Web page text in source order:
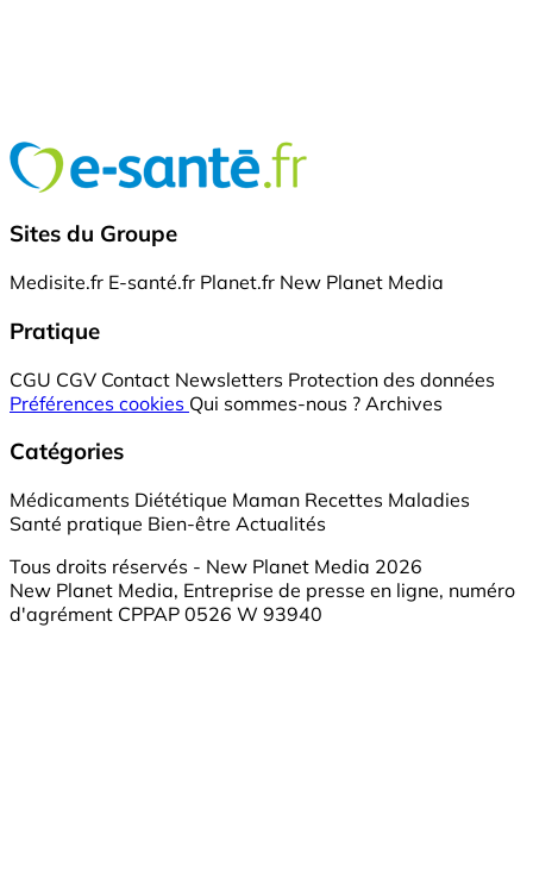
Sites du Groupe
Medisite.fr E-santé.fr Planet.fr New Planet Media
Pratique
CGU CGV Contact Newsletters Protection des données
Préférences cookies Qui sommes-nous ? Archives
Catégories
Médicaments Diététique Maman Recettes Maladies
Santé pratique Bien-être Actualités
Tous droits réservés - New Planet Media 2026
New Planet Media, Entreprise de presse en ligne, numéro
d'agrément CPPAP 0526 W 93940